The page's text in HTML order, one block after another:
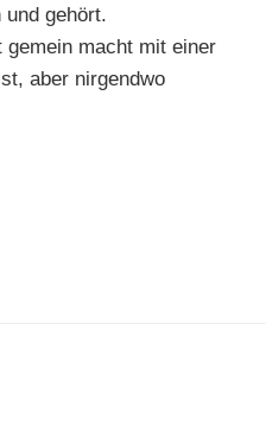
gehört.
gemein macht mit einer
aber nirgendwo